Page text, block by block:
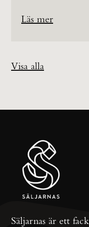
Visa alla
Läs mer
Säljarnas är ett